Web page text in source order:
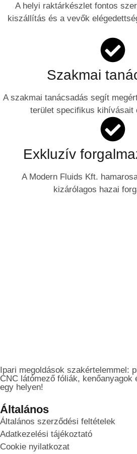
A helyi raktárkészlet fontos
kiszállítás és a vevők
Szakmai
A szakmai tanácsadás segít
terület specifikus kihívásait
Exkluzív
A Modern Fluids Kft.
kizárólagos hazai
Ipari megoldások szakértelemmel:
CNC látómező fóliák,
egy helyen!
Általános
Általános szerződési feltételek
Adatkezelési tájékoztató
Cookie nyilatkozat